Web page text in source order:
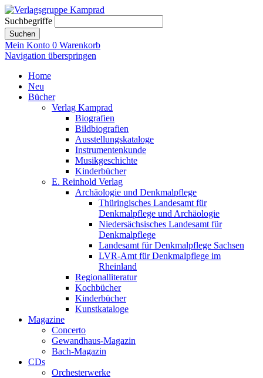
Suchbegriffe
Suchen
Mein Konto 0 Warenkorb
Navigation überspringen
Home
Neu
Bücher
Verlag Kamprad
Biografien
Bildbiografien
Ausstellungskataloge
Instrumentenkunde
Musikgeschichte
Kinderbücher
E. Reinhold Verlag
Archäologie und Denkmalpflege
Thüringisches Landesamt für
Denkmalpflege und Archäologie
Niedersächsisches Landesamt für
Denkmalpflege
Landesamt für Denkmalpflege Sachsen
LVR-Amt für Denkmalpflege im
Rheinland
Regionalliteratur
Kochbücher
Kinderbücher
Kunstkataloge
Magazine
Concerto
Gewandhaus-Magazin
Bach-Magazin
CDs
Orchesterwerke